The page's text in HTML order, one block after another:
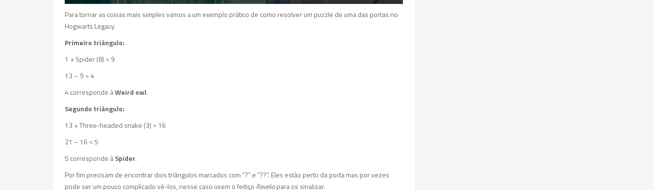
Para tornar as coisas mais simples vamos a um exemplo prático de como resolver um puzzle de uma das portas no
Hogwarts Legacy.
Primeiro triângulo:
1 + Spider (8) = 9
13 – 9 = 4
4 corresponde àWeird owl.
Segundo triângulo:
13 + Three-headed snake (3) = 16
21 – 16 = 5
5 corresponde àSpider.
Por fim precisam de encontrar dois triângulos marcados com “?” e “??”. Eles estão perto da porta mas por vezes
pode ser um pouco complicado vê-los, nesse caso usem o feitiço Reveliopara os sinalizar.